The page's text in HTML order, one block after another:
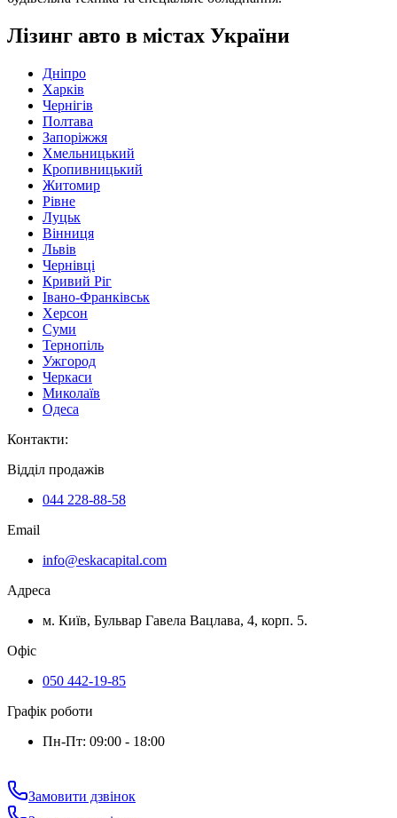
Лізинг авто в містах України
Дніпро
Харків
Чернігів
Полтава
Запоріжжя
Хмельницький
Кропивницький
Житомир
Рівне
Луцьк
Вінниця
Львів
Чернівці
Кривий Ріг
Івано-Франківськ
Херсон
Суми
Тернопіль
Ужгород
Черкаси
Миколаїв
Одеса
Контакти:
Відділ продажів
044 228-88-58
Email
info@eskacapital.com
Адреса
м. Київ, Бульвар Гавела Вацлава, 4, корп. 5.
Офіс
050 442-19-85
Графік роботи
Пн-Пт: 09:00 - 18:00
Замовити дзвінок